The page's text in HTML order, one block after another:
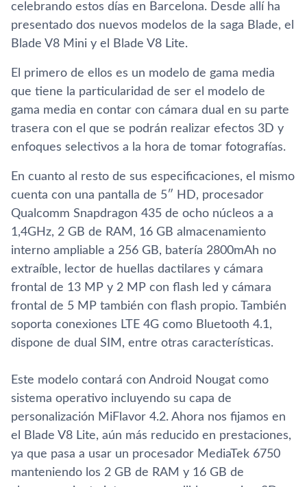
celebrando estos dí­as en Barcelona. Desde allí­ ha
presentado dos nuevos modelos de la saga Blade, el
Blade V8 Mini y el Blade V8 Lite.
El primero de ellos es un modelo de gama media
que tiene la particularidad de ser el modelo de
gama media en contar con cámara dual en su parte
trasera con el que se podrán realizar efectos 3D y
enfoques selectivos a la hora de tomar fotografí­as.
En cuanto al resto de sus especificaciones, el mismo
cuenta con una pantalla de 5″ HD, procesador
Qualcomm Snapdragon 435 de ocho núcleos a a
1,4GHz, 2 GB de RAM, 16 GB almacenamiento
interno ampliable a 256 GB, baterí­a 2800mAh no
extraí­ble, lector de huellas dactilares y cámara
frontal de 13 MP y 2 MP con flash led y cámara
frontal de 5 MP también con flash propio. También
soporta conexiones LTE 4G como Bluetooth 4.1,
dispone de dual SIM, entre otras caracterí­sticas.
Este modelo contará con Android Nougat como
sistema operativo incluyendo su capa de
personalización MiFlavor 4.2. Ahora nos fijamos en
el Blade V8 Lite, aún más reducido en prestaciones,
ya que pasa a usar un procesador MediaTek 6750
manteniendo los 2 GB de RAM y 16 GB de